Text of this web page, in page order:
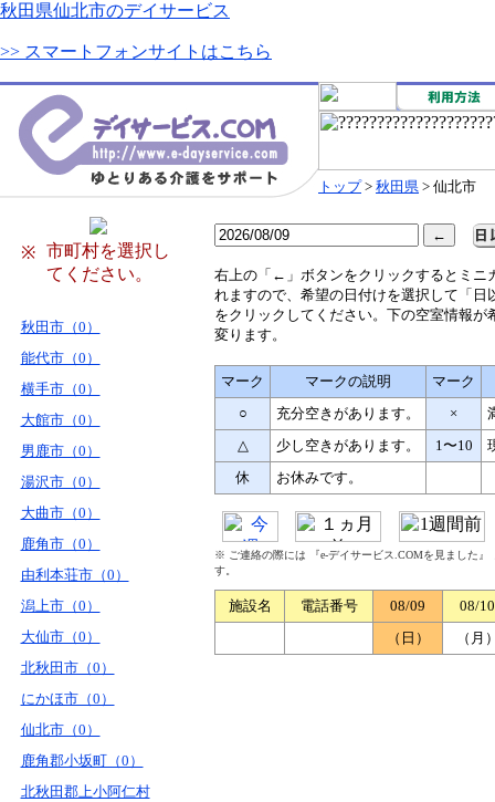
秋田県仙北市のデイサービス
>> スマートフォンサイトはこちら
トップ> 秋田県 > 仙北市
※
市町村を選択し
てください。
秋田市（0）
能代市（0）
横手市（0）
大館市（0）
男鹿市（0）
湯沢市（0）
大曲市（0）
鹿角市（0）
由利本荘市（0）
潟上市（0）
大仙市（0）
北秋田市（0）
にかほ市（0）
仙北市（0）
鹿角郡小坂町（0）
北秋田郡上小阿仁村
右上の「←」ボタンをクリックするとミニ
れますので、希望の日付けを選択して「日
をクリックしてください。下の空室情報が
変ります。
マーク マークの説明
マーク
○
充分空きがあります。 ×
△
少し空きがあります。 1〜10
休
お休みです。
※ ご連絡の際には 『e-デイサービス.COMを見ました
す。
施設名 電話番号 08/09
08/10
（日）
（月